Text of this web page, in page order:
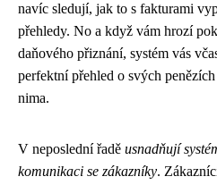
navíc sledují, jak to s fakturami
přehledy. No a když vám hrozí
daňového přiznání, systém vás
perfektní přehled o svých
nima.
V neposlední řadě usnadňují
komunikaci se zákazníky.